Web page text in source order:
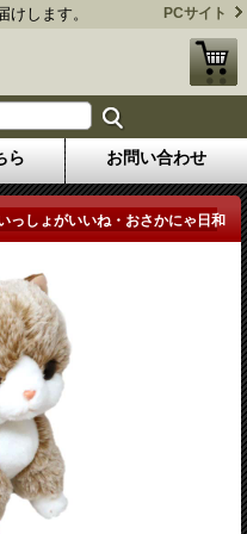
します。 PCサイト
ら お問い合わせ
っしょがいいね・おさかにゃ日和